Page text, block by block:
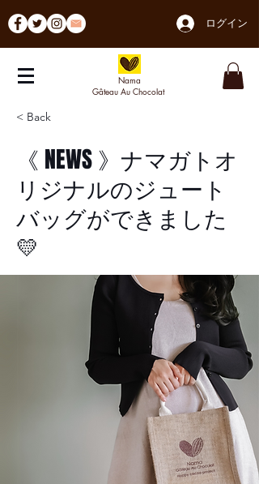
ログイン
Nama
Gâteau Au Chocolat
< Back
《 NEWS 》ナマガトオ
リジナルのジュート
バッグができました
💛